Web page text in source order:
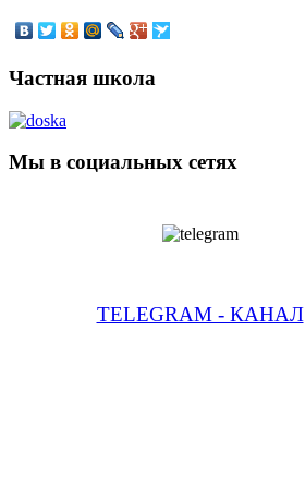
Частная школа
Мы в социальных сетях
TELEGRAM - КАНАЛ